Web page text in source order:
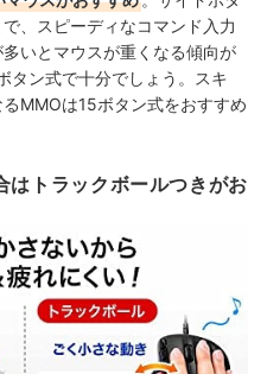
、スピーディなコマンド入力
いとマウスが重くなる傾向が
タン式で十分でしょう。スキ
MMOは15ボタン式をおすすめ
はトラックボールつきがお